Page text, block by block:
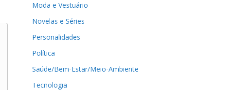
Moda e Vestuário
Novelas e Séries
Personalidades
Política
Saúde/Bem-Estar/Meio-Ambiente
Tecnologia